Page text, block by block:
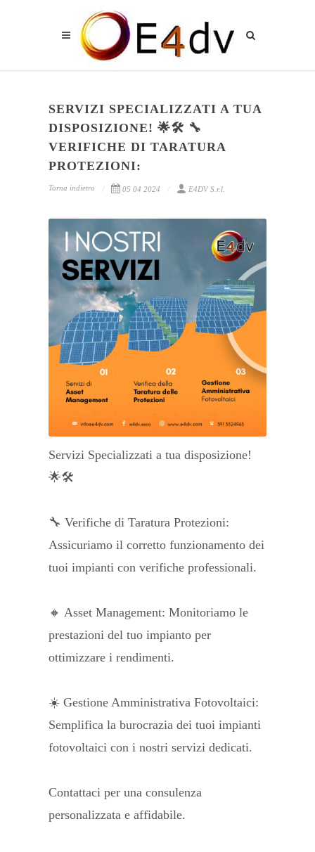
SERVIZI SPECIALIZZATI A TUA
DISPOSIZIONE! 🌟🛠 🔧
VERIFICHE DI TARATURA
PROTEZIONI:
Torna indietro 05 04 2024 E4DV S.r.l.
Servizi Specializzati a tua disposizione!
🌟🛠
🔧 Verifiche di Taratura Protezioni:
Assicuriamo il corretto funzionamento dei
tuoi impianti con verifiche professionali.
🔸 Asset Management: Monitoriamo le
prestazioni del tuo impianto per
ottimizzare i rendimenti.
☀️ Gestione Amministrativa Fotovoltaici:
Semplifica la burocrazia dei tuoi impianti
fotovoltaici con i nostri servizi dedicati.
Contattaci per una consulenza
personalizzata e affidabile.